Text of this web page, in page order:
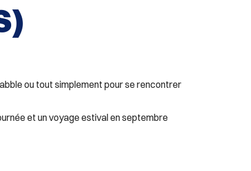
ou tout simplement pour se rencontrer
et un voyage estival en septembre